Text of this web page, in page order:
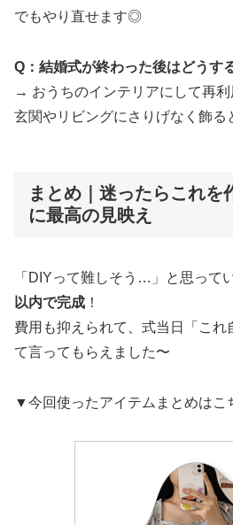
でもやり直せます◎
Q：結婚式が終わった後はどうす
→ おうちのインテリアにして再
玄関やリビングにさりげなく飾る
まとめ｜迷ったらこれを
に最高の見映え
「DIYって難しそう…」と思って
以内で完成 ！
費用も抑えられて、式当日「これ
て言ってもらえました〜
▼今回使ったアイテムまとめはこ